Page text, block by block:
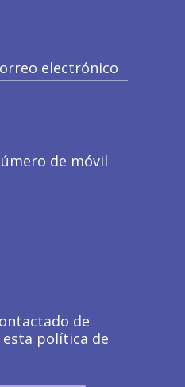
electrónico
de móvil
de
política de